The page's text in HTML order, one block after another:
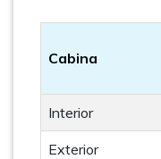
Cabina
Interior
Exterior